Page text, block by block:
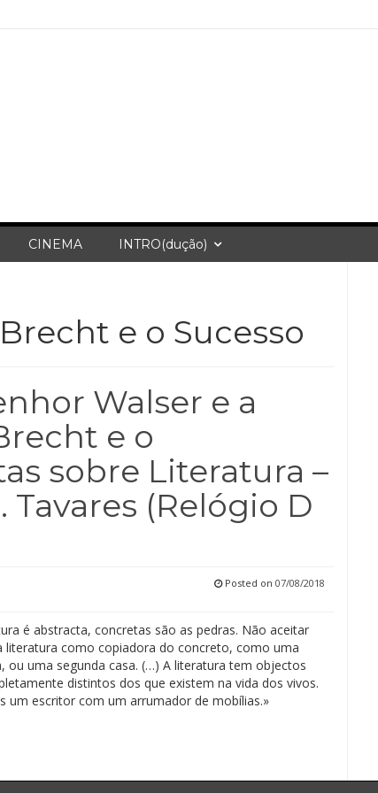
CINEMA INTRO(dução)
e o Sucesso
Walser e a
e o
sobre Literatura –
Tavares (Relógio D
Posted on 07/08/2018
é abstracta, concretas são as pedras. Não aceitar
literatura como copiadora do concreto, como uma
ou uma segunda casa. (…) A literatura tem objectos
distintos dos que existem na vida dos vivos.
um escritor com um arrumador de mobílias.»